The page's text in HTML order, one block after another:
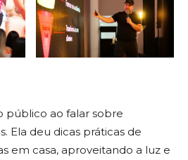
público ao falar sobre
Ela deu dicas práticas de
em casa, aproveitando a luz e